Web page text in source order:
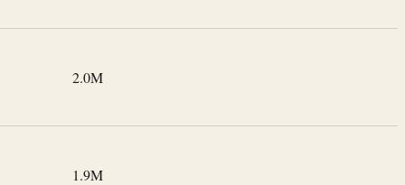
2.0M
1.9M